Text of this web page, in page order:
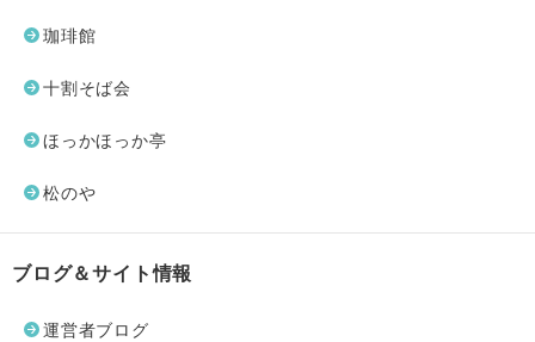
珈琲館
十割そば会
ほっかほっか亭
松のや
ブログ＆サイト情報
運営者ブログ